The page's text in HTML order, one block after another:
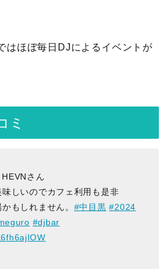
はほぼ毎日DJによるイベントが
ミ
さん
しいのでカフェ利用も是非
もしれません。 #中目黒 #2024
#djbar